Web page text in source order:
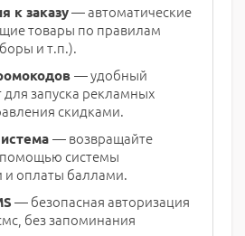
к заказу— автоматические
товары по правилам
и т.п.).
— удобный
для запуска рекламных
скидками.
— возвращайте
помощью системы
и оплаты баллами.
— безопасная авторизация
без запоминания